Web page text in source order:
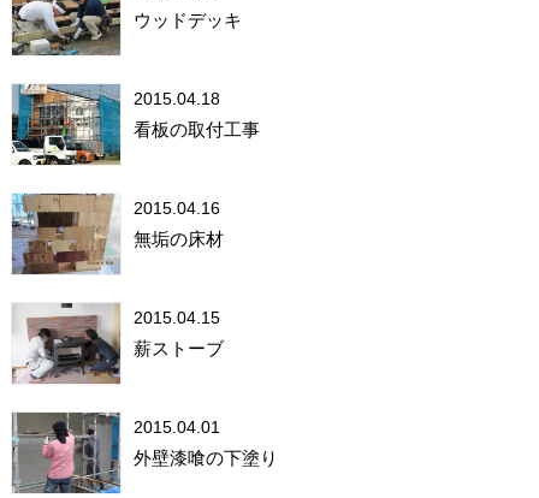
ウッドデッキ
2015.04.18
看板の取付工事
2015.04.16
無垢の床材
2015.04.15
薪ストーブ
2015.04.01
外壁漆喰の下塗り